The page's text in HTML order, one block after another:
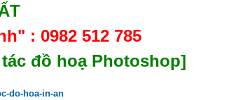
: 0982 512 785
đồ hoạ Photoshop]